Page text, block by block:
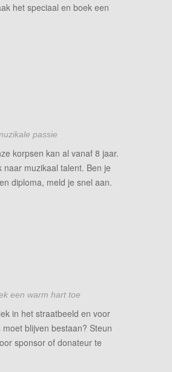
het speciaal en boek een
passie
korpsen kan al vanaf 8 jaar.
naar muzikaal talent. Ben je
diploma, meld je snel aan.
een warm hart toe
in het straatbeeld en voor
blijven bestaan? Steun
sponsor of donateur te